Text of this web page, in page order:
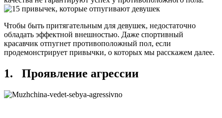
Чтобы быть притягательным для девушек, недостаточно
обладать эффектной внешностью. Даже спортивный
красавчик отпугнет противоположный пол, если
продемонстрирует привычки, о которых мы расскажем далее.
1. Проявление агрессии